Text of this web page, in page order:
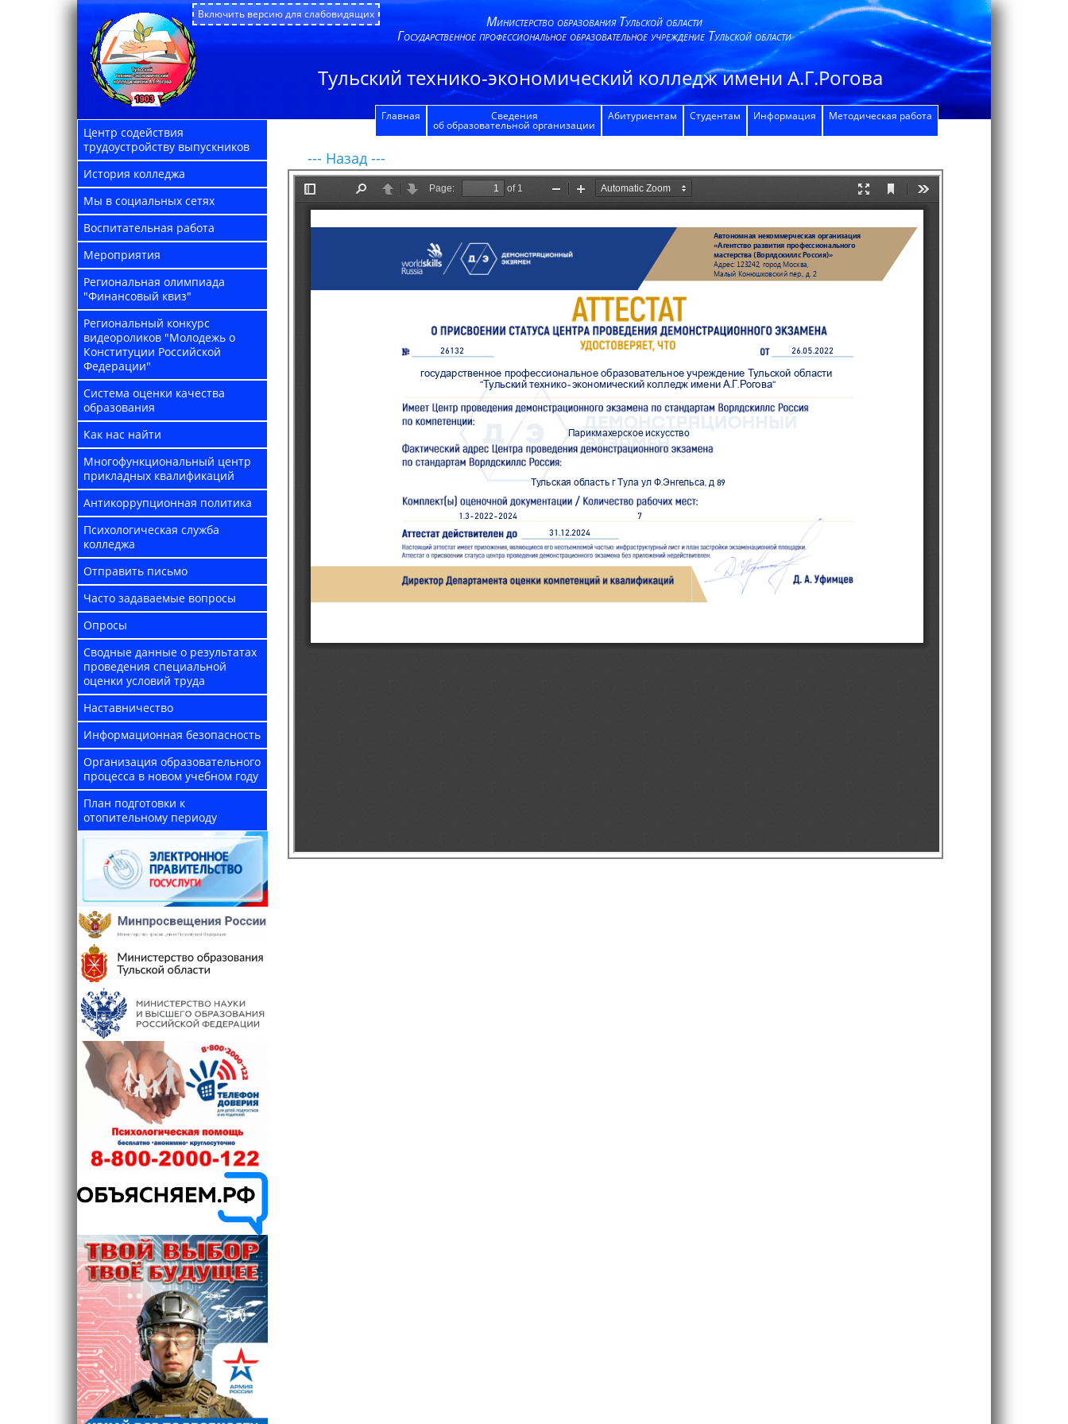
Министерство образования Тульской области
Государственное профессиональное образовательное учреждение Тульской области
Тульский технико-экономический колледж имени А.Г.Рогова
Включить версию для слабовидящих
Главная Сведения
об образовательной организации
Абитуриентам Студентам Информация Методическая работа
Центр содействия
трудоустройству выпускников
История колледжа
Мы в социальных сетях
Воспитательная работа
Мероприятия
Региональная олимпиада
"Финансовый квиз"
Региональный конкурс
видеороликов "Молодежь о
Конституции Российской
Федерации"
Система оценки качества
образования
Как нас найти
Многофункциональный центр
прикладных квалификаций
Антикоррупционная политика
Психологическая служба
колледжа
Отправить письмо
Часто задаваемые вопросы
Опросы
Сводные данные о результатах
проведения специальной
оценки условий труда
Наставничество
Информационная безопасность
Организация образовательного
процесса в новом учебном году
План подготовки к
отопительному периоду
--- Назад ---